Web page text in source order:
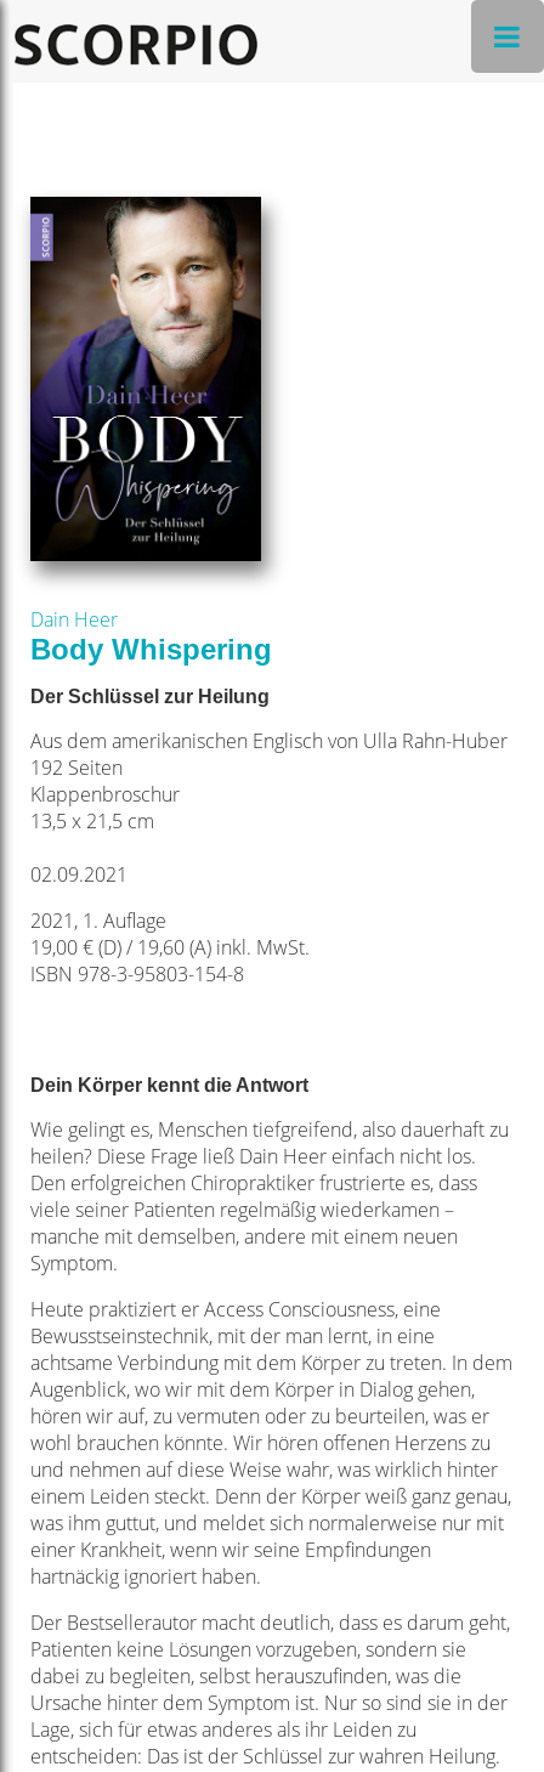
Dain Heer
Body Whispering
Der Schlüssel zur Heilung
Aus dem amerikanischen Englisch von Ulla Rahn-Huber
192 Seiten
Klappenbroschur
13,5 x 21,5 cm
02.09.2021
2021, 1. Auflage
19,00 € (D) / 19,60 (A) inkl. MwSt.
ISBN 978-3-95803-154-8
Dein Körper kennt die Antwort
Wie gelingt es, Menschen tiefgreifend, also dauerhaft zu
heilen? Diese Frage ließ Dain Heer einfach nicht los.
Den erfolgreichen Chiropraktiker frustrierte es, dass
viele seiner Patienten regelmäßig wiederkamen –
manche mit demselben, andere mit einem neuen
Symptom.
Heute praktiziert er Access Consciousness, eine
Bewusstseinstechnik, mit der man lernt, in eine
achtsame Verbindung mit dem Körper zu treten. In dem
Augenblick, wo wir mit dem Körper in Dialog gehen,
hören wir auf, zu vermuten oder zu beurteilen, was er
wohl brauchen könnte. Wir hören offenen Herzens zu
und nehmen auf diese Weise wahr, was wirklich hinter
einem Leiden steckt. Denn der Körper weiß ganz genau,
was ihm guttut, und meldet sich normalerweise nur mit
einer Krankheit, wenn wir seine Empfindungen
hartnäckig ignoriert haben.
Der Bestsellerautor macht deutlich, dass es darum geht,
Patienten keine Lösungen vorzugeben, sondern sie
dabei zu begleiten, selbst herauszufinden, was die
Ursache hinter dem Symptom ist. Nur so sind sie in der
Lage, sich für etwas anderes als ihr Leiden zu
entscheiden: Das ist der Schlüssel zur wahren Heilung.